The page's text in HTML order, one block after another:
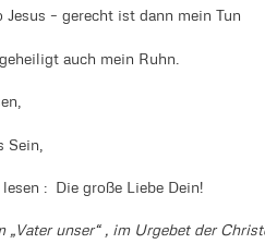
– gerecht ist dann mein Tun
auch mein Ruhn.
: Die große Liebe Dein!
unser“ , im Urgebet der